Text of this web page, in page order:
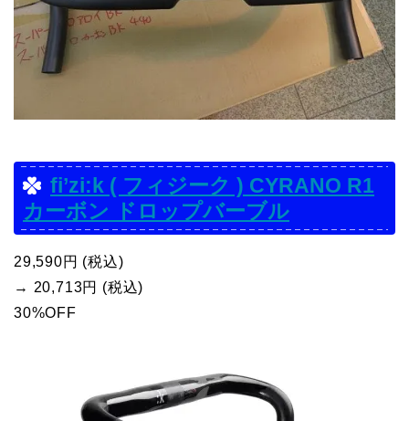
fi’zi:k ( フィジーク ) CYRANO R1
カーボン ドロップバーブル
29,590円 (税込)
→ 20,713円 (税込)
30%OFF